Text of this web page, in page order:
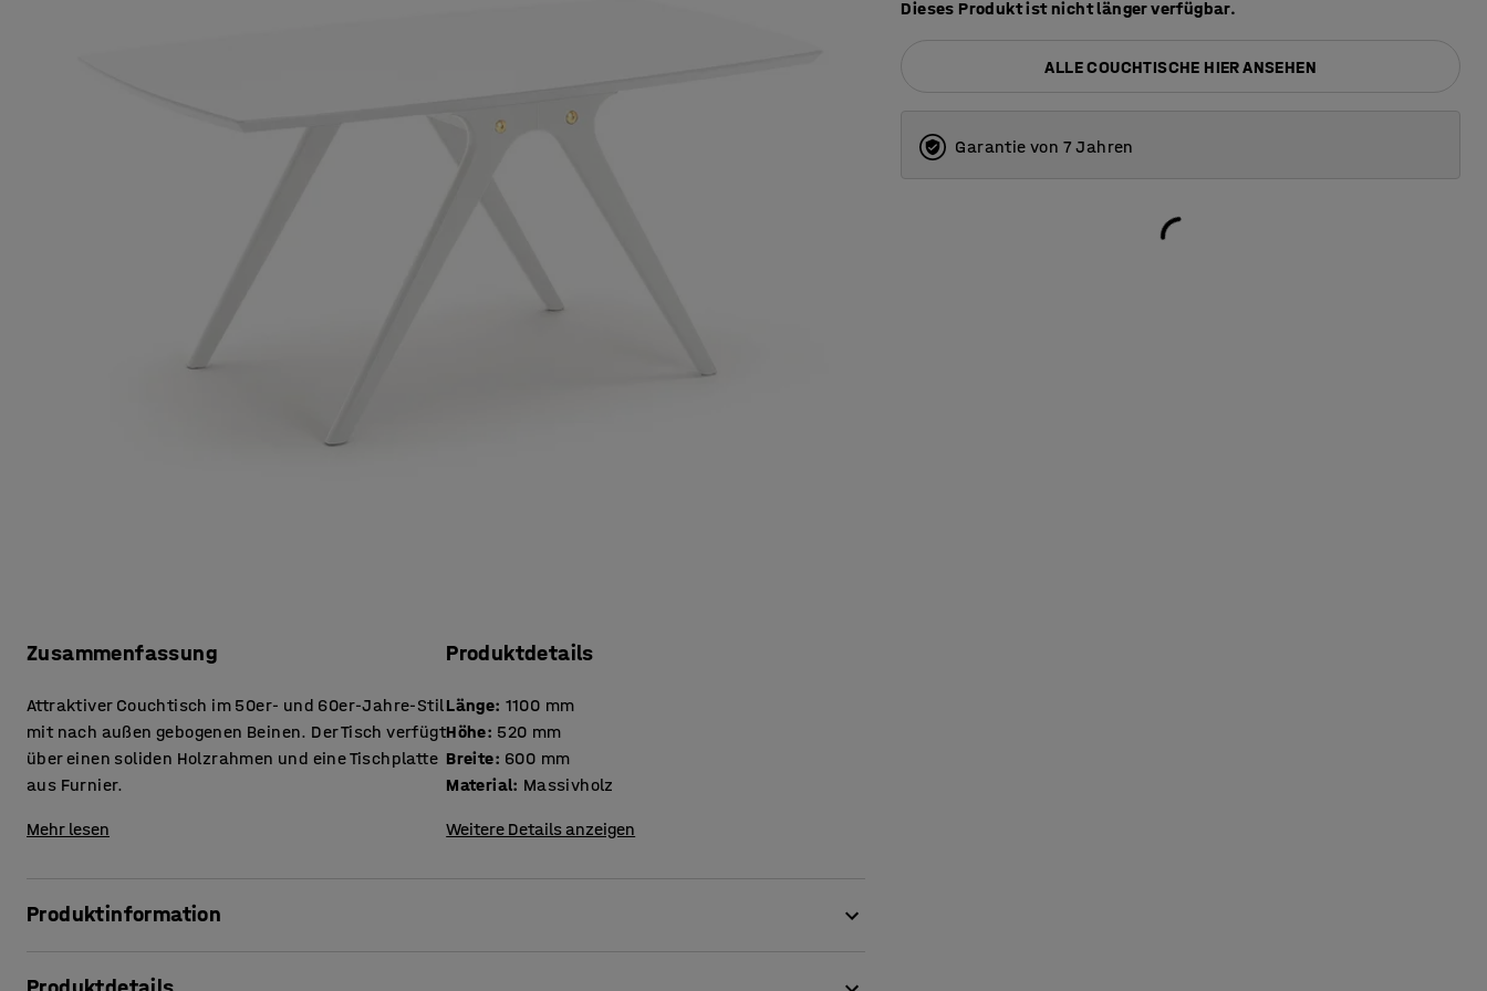
Zusammenfassung
Attraktiver Couchtisch im 50er- und 60er-Jahre-Stil
mit nach außen gebogenen Beinen. Der Tisch verfügt
über einen soliden Holzrahmen und eine Tischplatte
aus Furnier.
Mehr lesen
Produktdetails
Länge: 1100 mm
Höhe: 520 mm
Breite: 600 mm
Material: Massivholz
Weitere Details anzeigen
Produktinformation
Dieses Produkt ist nicht länger verfügbar.
ALLE COUCHTISCHE HIER ANSEHEN
Garantie von 7 Jahren